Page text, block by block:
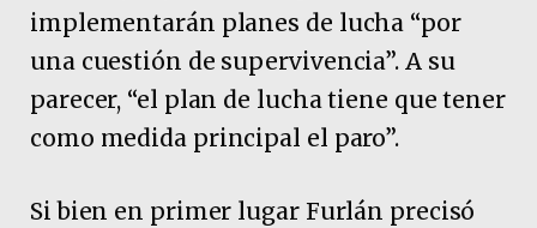
implementarán planes de lucha “por
una cuestión de supervivencia”. A su
parecer, “el plan de lucha tiene que tener
como medida principal el paro”.
Si bien en primer lugar Furlán precisó